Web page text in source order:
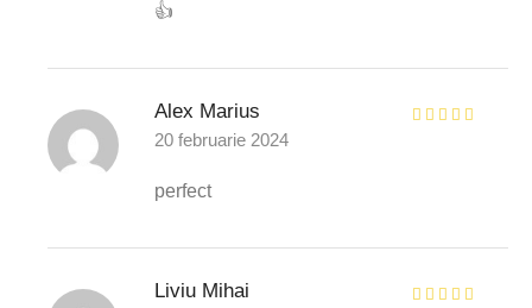
👍
Alex Marius
20 februarie 2024
perfect
Liviu Mihai